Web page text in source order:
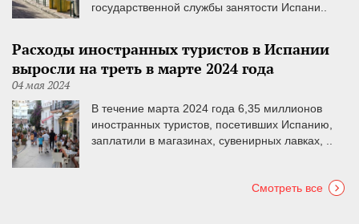
государственной службы занятости Испани..
Расходы иностранных туристов в Испании
выросли на треть в марте 2024 года
04 мая 2024
В течение марта 2024 года 6,35 миллионов
иностранных туристов, посетивших Испанию,
заплатили в магазинах, сувенирных лавках, ..
Смотреть все